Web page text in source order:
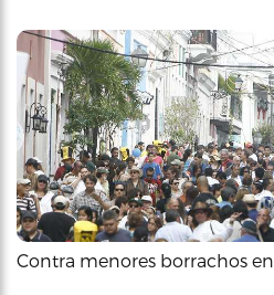
Contra menores borrachos